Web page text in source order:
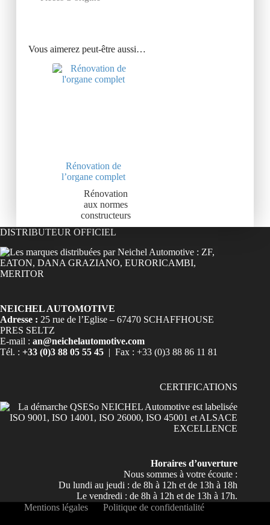
Vous aimerez peut-être aussi…
Rénovation de
l’organe complet
Rénovation
aux normes
constructeurs
DISTRIBUTEUR OFFICIEL
NEICHEL AUTOMOTIVE
Adresse : 25 rue de l’Eglise – 67470 SCHAFFHOUSE
PRES SELTZ
E-mail : an@neichelautomotive.com
Tél. : +33 (0)3 88 05 55 45 | Fax : +33 (0)3 88 86 11 81
CERTIFICATIONS
Horaires d’ouverture
Nous sommes à votre écoute :
Du lundi au jeudi : de 8h à 12h et de 13h à 18h
Le vendredi : de 8h à 12h et de 13h à 17h.
Mentions légales
Politique de confidentialité